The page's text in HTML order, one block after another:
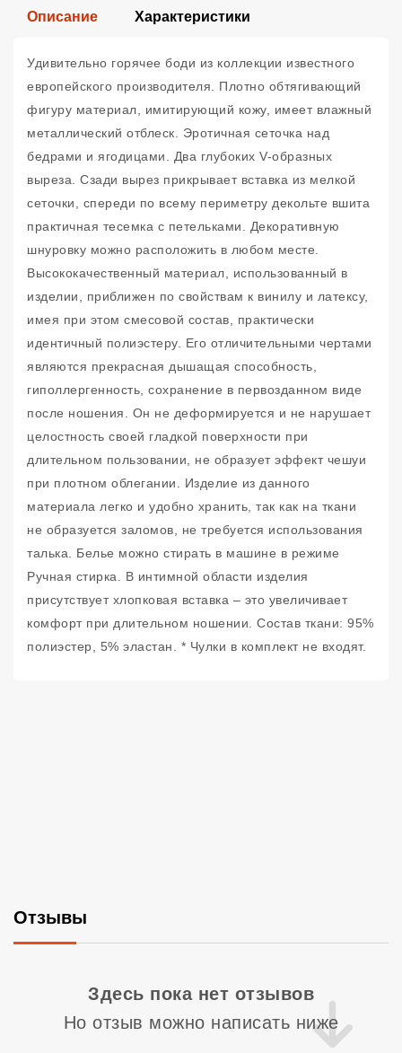
Описание Характеристики
Удивительно горячее боди из коллекции известного
европейского производителя. Плотно обтягивающий
фигуру материал, имитирующий кожу, имеет влажный
металлический отблеск. Эротичная сеточка над
бедрами и ягодицами. Два глубоких V-образных
выреза. Сзади вырез прикрывает вставка из мелкой
сеточки, спереди по всему периметру декольте вшита
практичная тесемка с петельками. Декоративную
шнуровку можно расположить в любом месте.
Высококачественный материал, использованный в
изделии, приближен по свойствам к винилу и латексу,
имея при этом смесовой состав, практически
идентичный полиэстеру. Его отличительными чертами
являются прекрасная дышащая способность,
гиполлергенность, сохранение в первозданном виде
после ношения. Он не деформируется и не нарушает
целостность своей гладкой поверхности при
длительном пользовании, не образует эффект чешуи
при плотном облегании. Изделие из данного
материала легко и удобно хранить, так как на ткани
не образуется заломов, не требуется использования
талька. Белье можно стирать в машине в режиме
Ручная стирка. В интимной области изделия
присутствует хлопковая вставка – это увеличивает
комфорт при длительном ношении. Состав ткани: 95%
полиэстер, 5% эластан. * Чулки в комплект не входят.
Отзывы
Здесь пока нет отзывов
Но отзыв можно написать ниже